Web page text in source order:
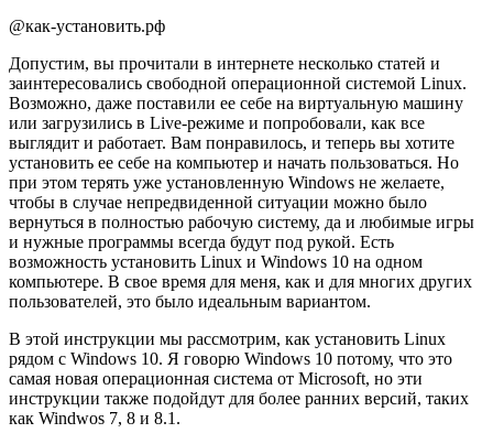
@как-установить.рф
Допустим, вы прочитали в интернете несколько статей и
заинтересовались свободной операционной системой Linux.
Возможно, даже поставили ее себе на виртуальную машину
или загрузились в Live-режиме и попробовали, как все
выглядит и работает. Вам понравилось, и теперь вы хотите
установить ее себе на компьютер и начать пользоваться. Но
при этом терять уже установленную Windows не желаете,
чтобы в случае непредвиденной ситуации можно было
вернуться в полностью рабочую систему, да и любимые игры
и нужные программы всегда будут под рукой. Есть
возможность установить Linux и Windows 10 на одном
компьютере. В свое время для меня, как и для многих других
пользователей, это было идеальным вариантом.
В этой инструкции мы рассмотрим, как установить Linux
рядом с Windows 10. Я говорю Windows 10 потому, что это
самая новая операционная система от Microsoft, но эти
инструкции также подойдут для более ранних версий, таких
как Windwos 7, 8 и 8.1.